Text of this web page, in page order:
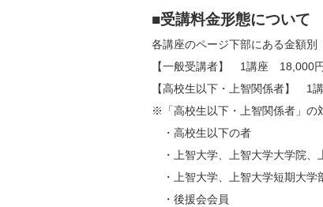
■受講料金形態について
各講座のページ下部にある金額別
【一般受講者】　1講座　18,000円
【高校生以下・上智関係者】　1
※「高校生以下・上智関係者」の
・高校生以下の者
・上智大学、上智大学大学院、
・上智大学、上智大学短期大学
・後援会会員